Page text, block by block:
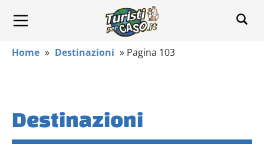
Home » Destinazioni » Pagina 103
Destinazioni